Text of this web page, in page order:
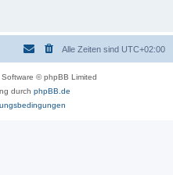
Alle Zeiten sind UTC+02:00
© phpBB Limited
durch phpBB.de